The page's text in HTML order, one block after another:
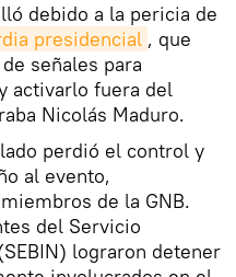
debido a la pericia de
presidencial , que
señales para
activarlo fuera del
Nicolás Maduro.
perdió el control y
al evento,
de la GNB.
del Servicio
lograron detener